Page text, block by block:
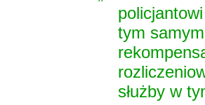
tym
służby w